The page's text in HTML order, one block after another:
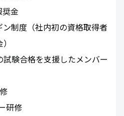
金
ン制度（社内初の資格取得者
験合格を支援したメンバー
研修